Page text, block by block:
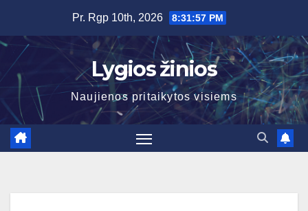
content
Pr. Rgp 10th, 2026 8:31:57 PM
Lygios žinios
Naujienos pritaikytos visiems